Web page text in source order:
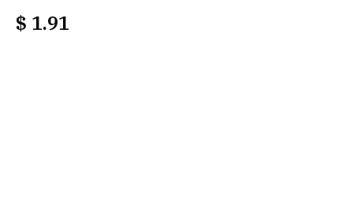
$ 1.91